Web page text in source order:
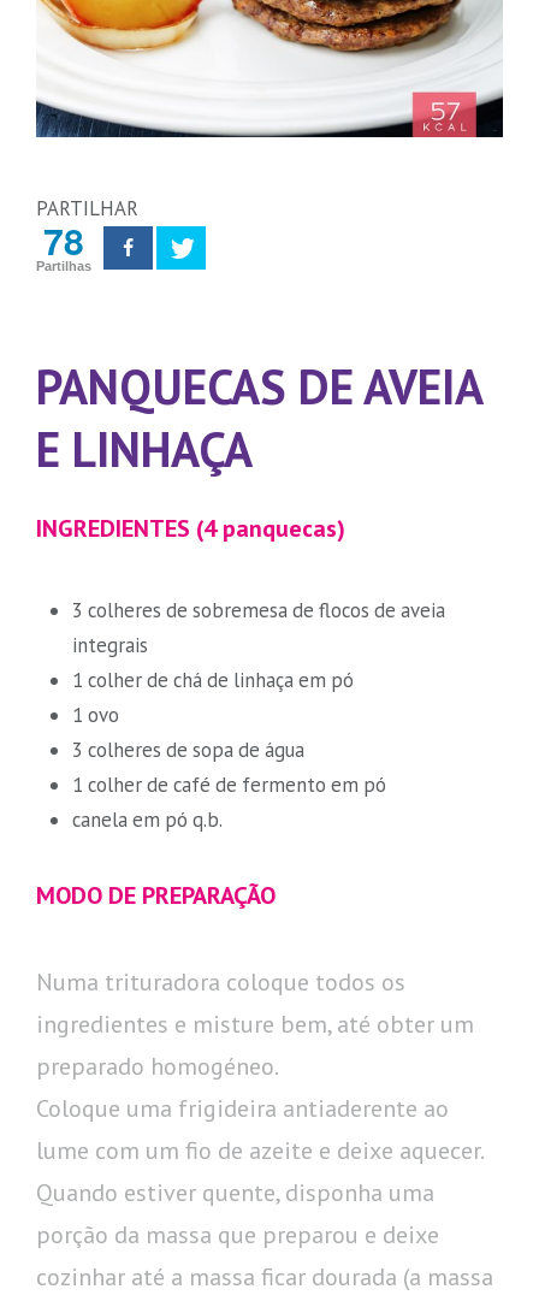
PARTILHAR
78
Partilhas
PANQUECAS DE AVEIA
E LINHAÇA
INGREDIENTES (4 panquecas)
3 colheres de sobremesa de flocos de aveia
integrais
1 colher de chá de linhaça em pó
1 ovo
3 colheres de sopa de água
1 colher de café de fermento em pó
canela em pó q.b.
MODO DE PREPARAÇÃO
Numa trituradora coloque todos os
ingredientes e misture bem, até obter um
preparado homogéneo.
Coloque uma frigideira antiaderente ao
lume com um fio de azeite e deixe aquecer.
Quando estiver quente, disponha uma
porção da massa que preparou e deixe
cozinhar até a massa ficar dourada (a massa